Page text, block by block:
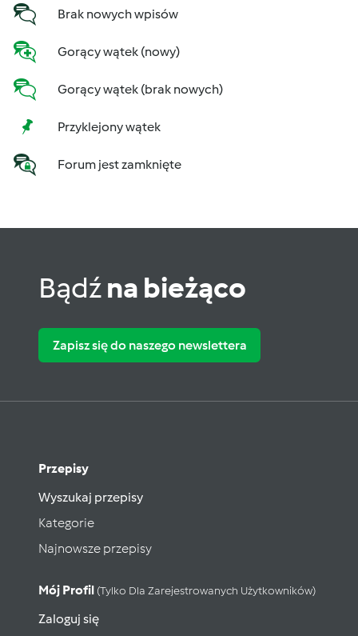
Brak nowych wpisów
Gorący wątek (nowy)
Gorący wątek (brak nowych)
Przyklejony wątek
Forum jest zamknięte
Bądźna bieżąco
Zapisz się do naszego newslettera
Przepisy
Wyszukaj przepisy
Kategorie
Najnowsze przepisy
Mój Profil (tylko Dla Zarejestrowanych Użytkowników)
Zaloguj się